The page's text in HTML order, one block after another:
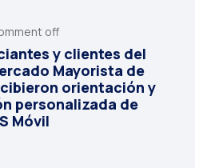
off
y clientes del
Mayorista de
orientación y
personalizada de
Móvil